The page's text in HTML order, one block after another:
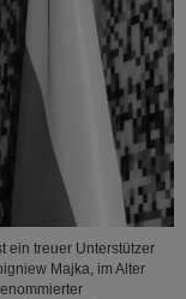
ein treuer Unterstützer
Majka, im Alter